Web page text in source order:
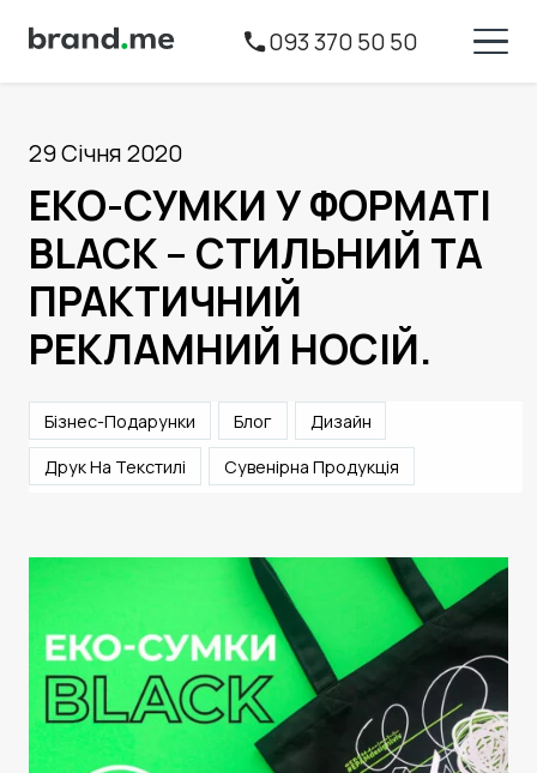
093 370 50 50
29 Січня 2020
ЕКО-СУМКИ У ФОРМАТІ
BLACK – СТИЛЬНИЙ ТА
ПРАКТИЧНИЙ
РЕКЛАМНИЙ НОСІЙ.
Бізнес-Подарунки Блог Дизайн
Друк На Текстилі Сувенірна Продукція